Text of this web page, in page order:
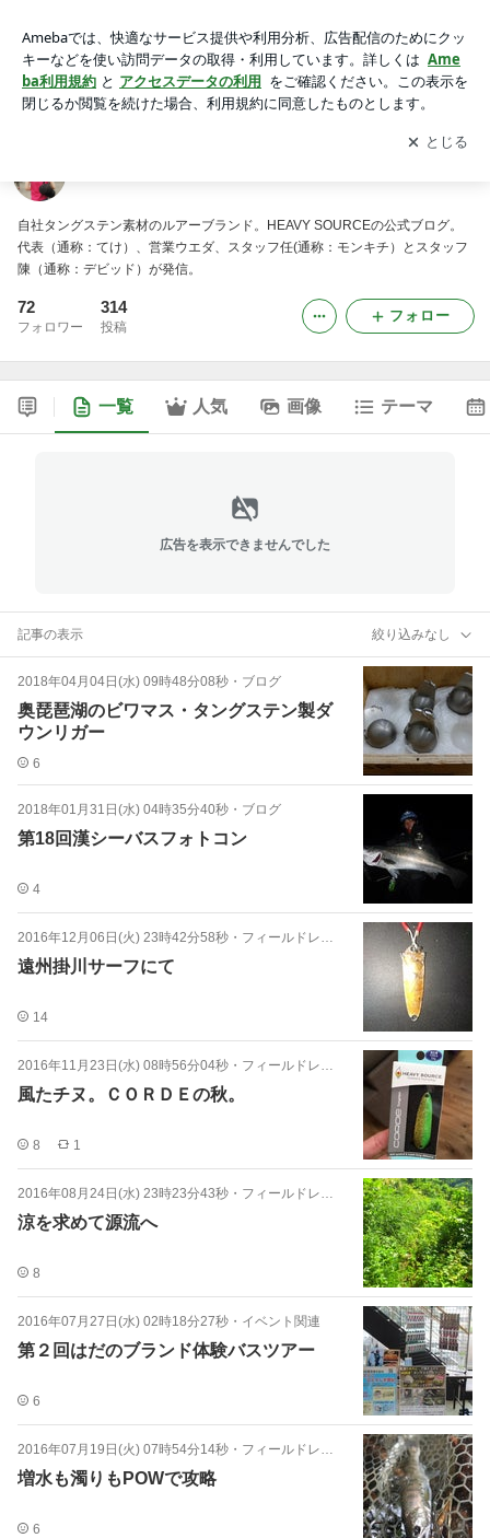
アプリをダウンロードして ブログの更新通知
を受け取りまし
ょう。
開く
自社タングステン素材のルアーブランド。HEAVY SOURCEの公式ブログ。
代表（通称：てけ）、営業ウエダ、スタッフ任(通称：モンキチ）とスタッフ
陳（通称：デビッド）が発信。
72
フォロワー
314
投稿
フォロー
一覧 人気 画像 テーマ
広告を表示できませんでした
記事の表示 絞り込みなし
2018年04月04日(水) 09時48分08秒 ・ ブログ
奥琵琶湖のビワマス・タングステン製ダ
ウンリガー
6
2018年01月31日(水) 04時35分40秒 ・ ブログ
第18回漢シーバスフォトコン
4
2016年12月06日(火) 23時42分58秒 ・ フィールドレポート
遠州掛川サーフにて
14
2016年11月23日(水) 08時56分04秒 ・ フィールドレポート
風たチヌ。ＣＯＲＤＥの秋。
8 1
2016年08月24日(水) 23時23分43秒 ・ フィールドレポート
涼を求めて源流へ
8
2016年07月27日(水) 02時18分27秒 ・ イベント関連
第２回はだのブランド体験バスツアー
6
2016年07月19日(火) 07時54分14秒 ・ フィールドレポート
増水も濁りもPOWで攻略
6